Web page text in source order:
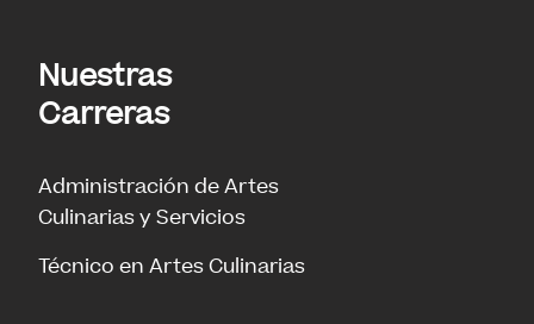
Nuestras
Carreras
Administración de Artes
Culinarias y Servicios
Técnico en Artes Culinarias